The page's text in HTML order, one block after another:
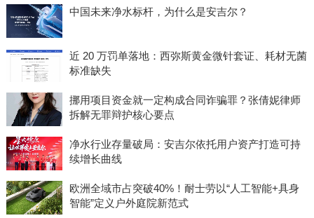
中国未来净水标杆，为什么是安吉尔？
近 20 万罚单落地：西弥斯黄金微针套证、耗材无菌
标准缺失
挪用项目资金就一定构成合同诈骗罪？张倩妮律师
拆解无罪辩护核心要点
净水行业存量破局：安吉尔依托用户资产打造可持
续增长曲线
欧洲全域市占突破40%！耐士劳以“人工智能+具身
智能”定义户外庭院新范式